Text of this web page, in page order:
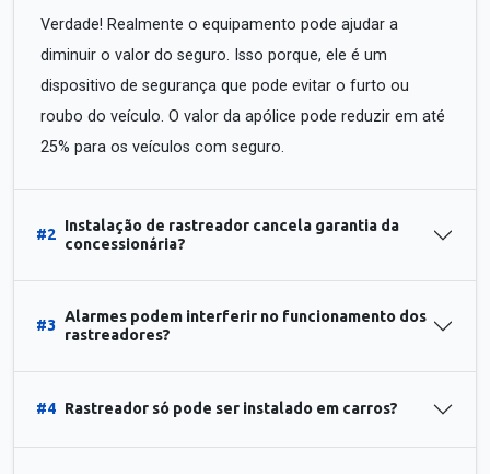
Verdade! Realmente o equipamento pode ajudar a
diminuir o valor do seguro. Isso porque, ele é um
dispositivo de segurança que pode evitar o furto ou
roubo do veículo. O valor da apólice pode reduzir em até
25% para os veículos com seguro.
#2
Instalação de rastreador cancela garantia da
concessionária?
#3
Alarmes podem interferir no funcionamento dos
rastreadores?
#4 Rastreador só pode ser instalado em carros?